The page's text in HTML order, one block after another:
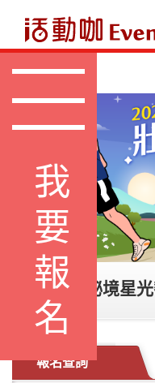
我要報名
2026 壯圍秘境星
報名查詢